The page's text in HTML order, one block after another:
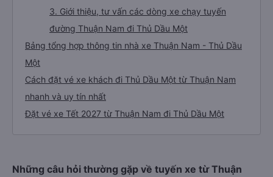
3. Giới thiệu, tư vấn các dòng xe chạy tuyến
đường Thuận Nam đi Thủ Dầu Một
Bảng tổng hợp thông tin nhà xe Thuận Nam - Thủ Dầu
Một
Cách đặt vé xe khách đi Thủ Dầu Một từ Thuận Nam
nhanh và uy tín nhất
Đặt vé xe Tết 2027 từ Thuận Nam đi Thủ Dầu Một
Những câu hỏi thường gặp về tuyến xe từ Thuận